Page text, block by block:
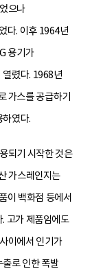
으나
다. 이후 1964년
용기가
열렸다. 1968년
가스를 공급하기
였다.
되기 시작한 것은
가스레인지는
이 백화점 등에서
고가 제품임에도
이에서 인기가
로 인한 폭발